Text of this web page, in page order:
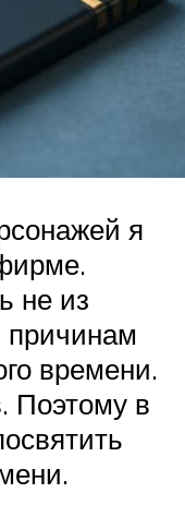
я
не из
времени.
Поэтому в